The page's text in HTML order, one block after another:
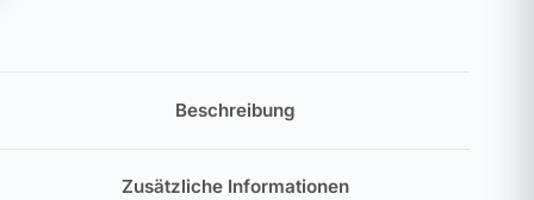
Beschreibung
Zusätzliche Informationen